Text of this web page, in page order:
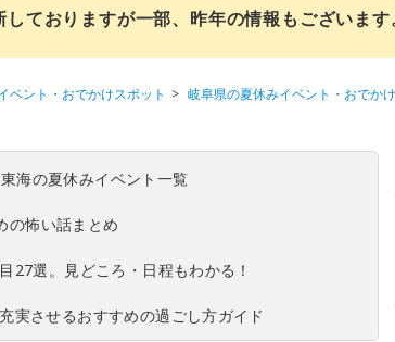
ておりますが一部、昨年の情報もございます
ベント・おでかけスポット 岐阜県の夏休みイベント・おでか
海の夏休みイベント一覧
の怖い話まとめ
27選。見どころ・日程もわかる！
実させるおすすめの過ごし方ガイド